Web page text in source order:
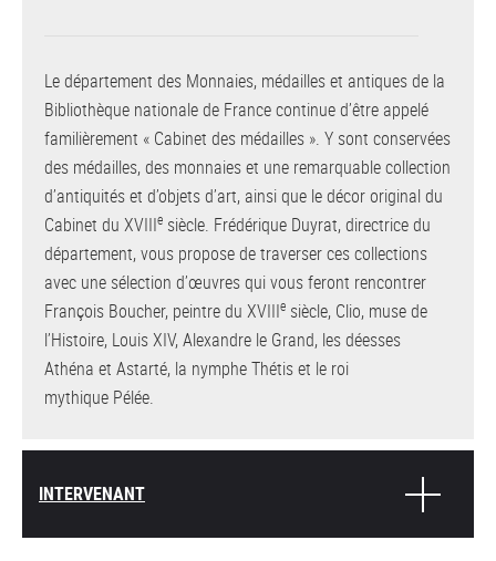
Le département des Monnaies, médailles et antiques de la
Bibliothèque nationale de France continue d’être appelé
familièrement « Cabinet des médailles ». Y sont conservées
des médailles, des monnaies et une remarquable collection
d’antiquités et d’objets d’art, ainsi que le décor original du
Cabinet du XVIIIe siècle. Frédérique Duyrat, directrice du
département, vous propose de traverser ces collections
avec une sélection d’œuvres qui vous feront rencontrer
François Boucher, peintre du XVIIIe siècle, Clio, muse de
l’Histoire, Louis XIV, Alexandre le Grand, les déesses
Athéna et Astarté, la nymphe Thétis et le roi
mythique Pélée.
INTERVENANT